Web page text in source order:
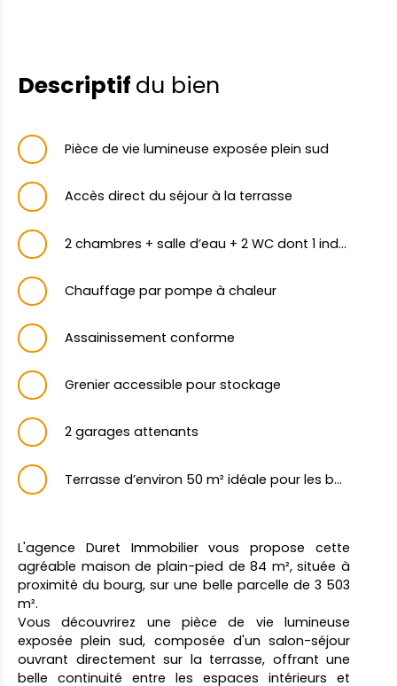
Descriptif du bien
Pièce de vie lumineuse exposée plein sud
Accès direct du séjour à la terrasse
2 chambres + salle d’eau + 2 WC dont 1 indépendant
Chauffage par pompe à chaleur
Assainissement conforme
Grenier accessible pour stockage
2 garages attenants
Terrasse d’environ 50 m² idéale pour les beaux jours
L'agence Duret Immobilier vous propose cette
agréable maison de plain-pied de 84 m², située à
proximité du bourg, sur une belle parcelle de 3 503
m².
Vous découvrirez une pièce de vie lumineuse
exposée plein sud, composée d'un salon-séjour
ouvrant directement sur la terrasse, offrant une
belle continuité entre les espaces intérieurs et